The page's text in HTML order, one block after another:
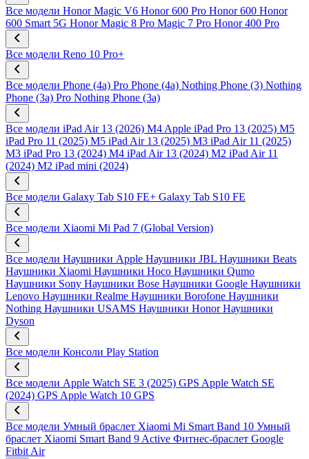
Все модели Honor Magic V6 Honor 600 Pro Honor 600 Honor
600 Smart 5G Honor Magic 8 Pro Magic 7 Pro Honor 400 Pro
Все модели Reno 10 Pro+
Все модели Phone (4a) Pro Phone (4a) Nothing Phone (3) Nothing
Phone (3a) Pro Nothing Phone (3a)
Все модели iPad Air 13 (2026) M4 Apple iPad Pro 13 (2025) M5
iPad Pro 11 (2025) M5 iPad Air 13 (2025) M3 iPad Air 11 (2025)
M3 iPad Pro 13 (2024) M4 iPad Air 13 (2024) M2 iPad Air 11
(2024) M2 iPad mini (2024)
Все модели Galaxy Tab S10 FE+ Galaxy Tab S10 FE
Все модели Xiaomi Mi Pad 7 (Global Version)
Все модели Наушники Apple Наушники JBL Наушники Beats
Наушники Xiaomi Наушники Hoco Наушники Qumo
Наушники Sony Наушники Bose Наушники Google Наушники
Lenovo Наушники Realme Наушники Borofone Наушники
Nothing Наушники USAMS Наушники Honor Наушники
Dyson
Все модели Консоли Play Station
Все модели Apple Watch SE 3 (2025) GPS Apple Watch SE
(2024) GPS Apple Watch 10 GPS
Все модели Умный браслет Xiaomi Mi Smart Band 10 Умный
браслет Xiaomi Smart Band 9 Active Фитнес-браслет Google
Fitbit Air